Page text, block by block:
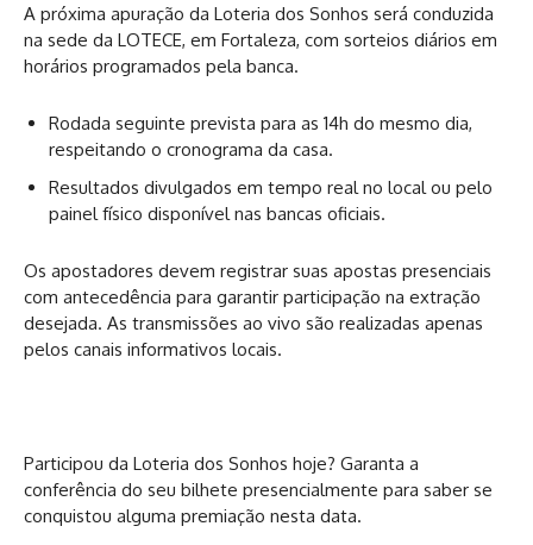
A próxima apuração da Loteria dos Sonhos será conduzida
na sede da LOTECE, em Fortaleza, com sorteios diários em
horários programados pela banca.
Rodada seguinte prevista para as 14h do mesmo dia,
respeitando o cronograma da casa.
Resultados divulgados em tempo real no local ou pelo
painel físico disponível nas bancas oficiais.
Os apostadores devem registrar suas apostas presenciais
com antecedência para garantir participação na extração
desejada. As transmissões ao vivo são realizadas apenas
pelos canais informativos locais.
Participou da Loteria dos Sonhos hoje? Garanta a
conferência do seu bilhete presencialmente para saber se
conquistou alguma premiação nesta data.